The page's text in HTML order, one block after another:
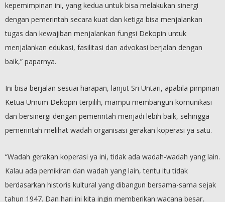
kepemimpinan ini, yang kedua untuk bisa melakukan sinergi
dengan pemerintah secara kuat dan ketiga bisa menjalankan
tugas dan kewajiban menjalankan fungsi Dekopin untuk
menjalankan edukasi, fasilitasi dan advokasi berjalan dengan
baik,” paparnya.
Ini bisa berjalan sesuai harapan, lanjut Sri Untari, apabila pimpinan
Ketua Umum Dekopin terpilih, mampu membangun komunikasi
dan bersinergi dengan pemerintah menjadi lebih baik, sehingga
pemerintah melihat wadah organisasi gerakan koperasi ya satu.
“Wadah gerakan koperasi ya ini, tidak ada wadah-wadah yang lain.
Kalau ada pemikiran dan wadah yang lain, tentu itu tidak
berdasarkan historis kultural yang dibangun bersama-sama sejak
tahun 1947. Dan hari ini kita ingin memberikan wacana besar,